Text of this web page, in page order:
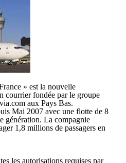
» est la nouvelle
courrier fondée par le groupe
aux Pays Bas.
Mai 2007 avec une flotte de 8
génération. La compagnie
1,8 millions de passagers en
les autorisations requises par